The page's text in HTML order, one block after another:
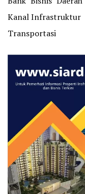
Kanal Infrastruktur
Transportasi